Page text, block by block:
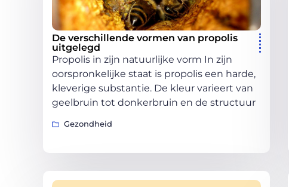
De verschillende vormen van propolis
uitgelegd
Propolis in zijn natuurlijke vorm In zijn
oorspronkelijke staat is propolis een harde,
kleverige substantie. De kleur varieert van
geelbruin tot donkerbruin en de structuur
Gezondheid